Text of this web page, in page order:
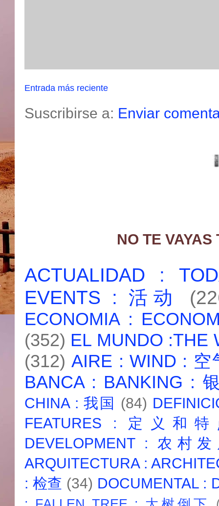
Entrada más reciente
Suscribirse a: Enviar
NO TE
ACTUALIDAD :
EVENTS : 活动
ECONOMIA :
(352) EL MUNDO :THE
(312) AIRE : WIND : 空
BANCA : BANKING :
CHINA : 我国 (84)
FEATURES : 定义和
DEVELOPMENT : 农村
ARQUITECTURA :
: 检查 (34) DOCUMENTAL :